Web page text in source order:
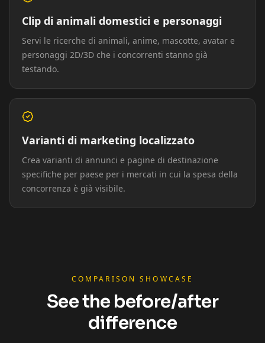
Clip di animali domestici e personaggi
Servi le ricerche di animali, anime, mascotte, avatar e
personaggi 2D/3D che i concorrenti stanno già
testando.
Varianti di marketing localizzato
Crea varianti di annunci e pagine di destinazione
specifiche per paese per i mercati in cui la spesa della
concorrenza è già visibile.
COMPARISON SHOWCASE
See the before/after
difference